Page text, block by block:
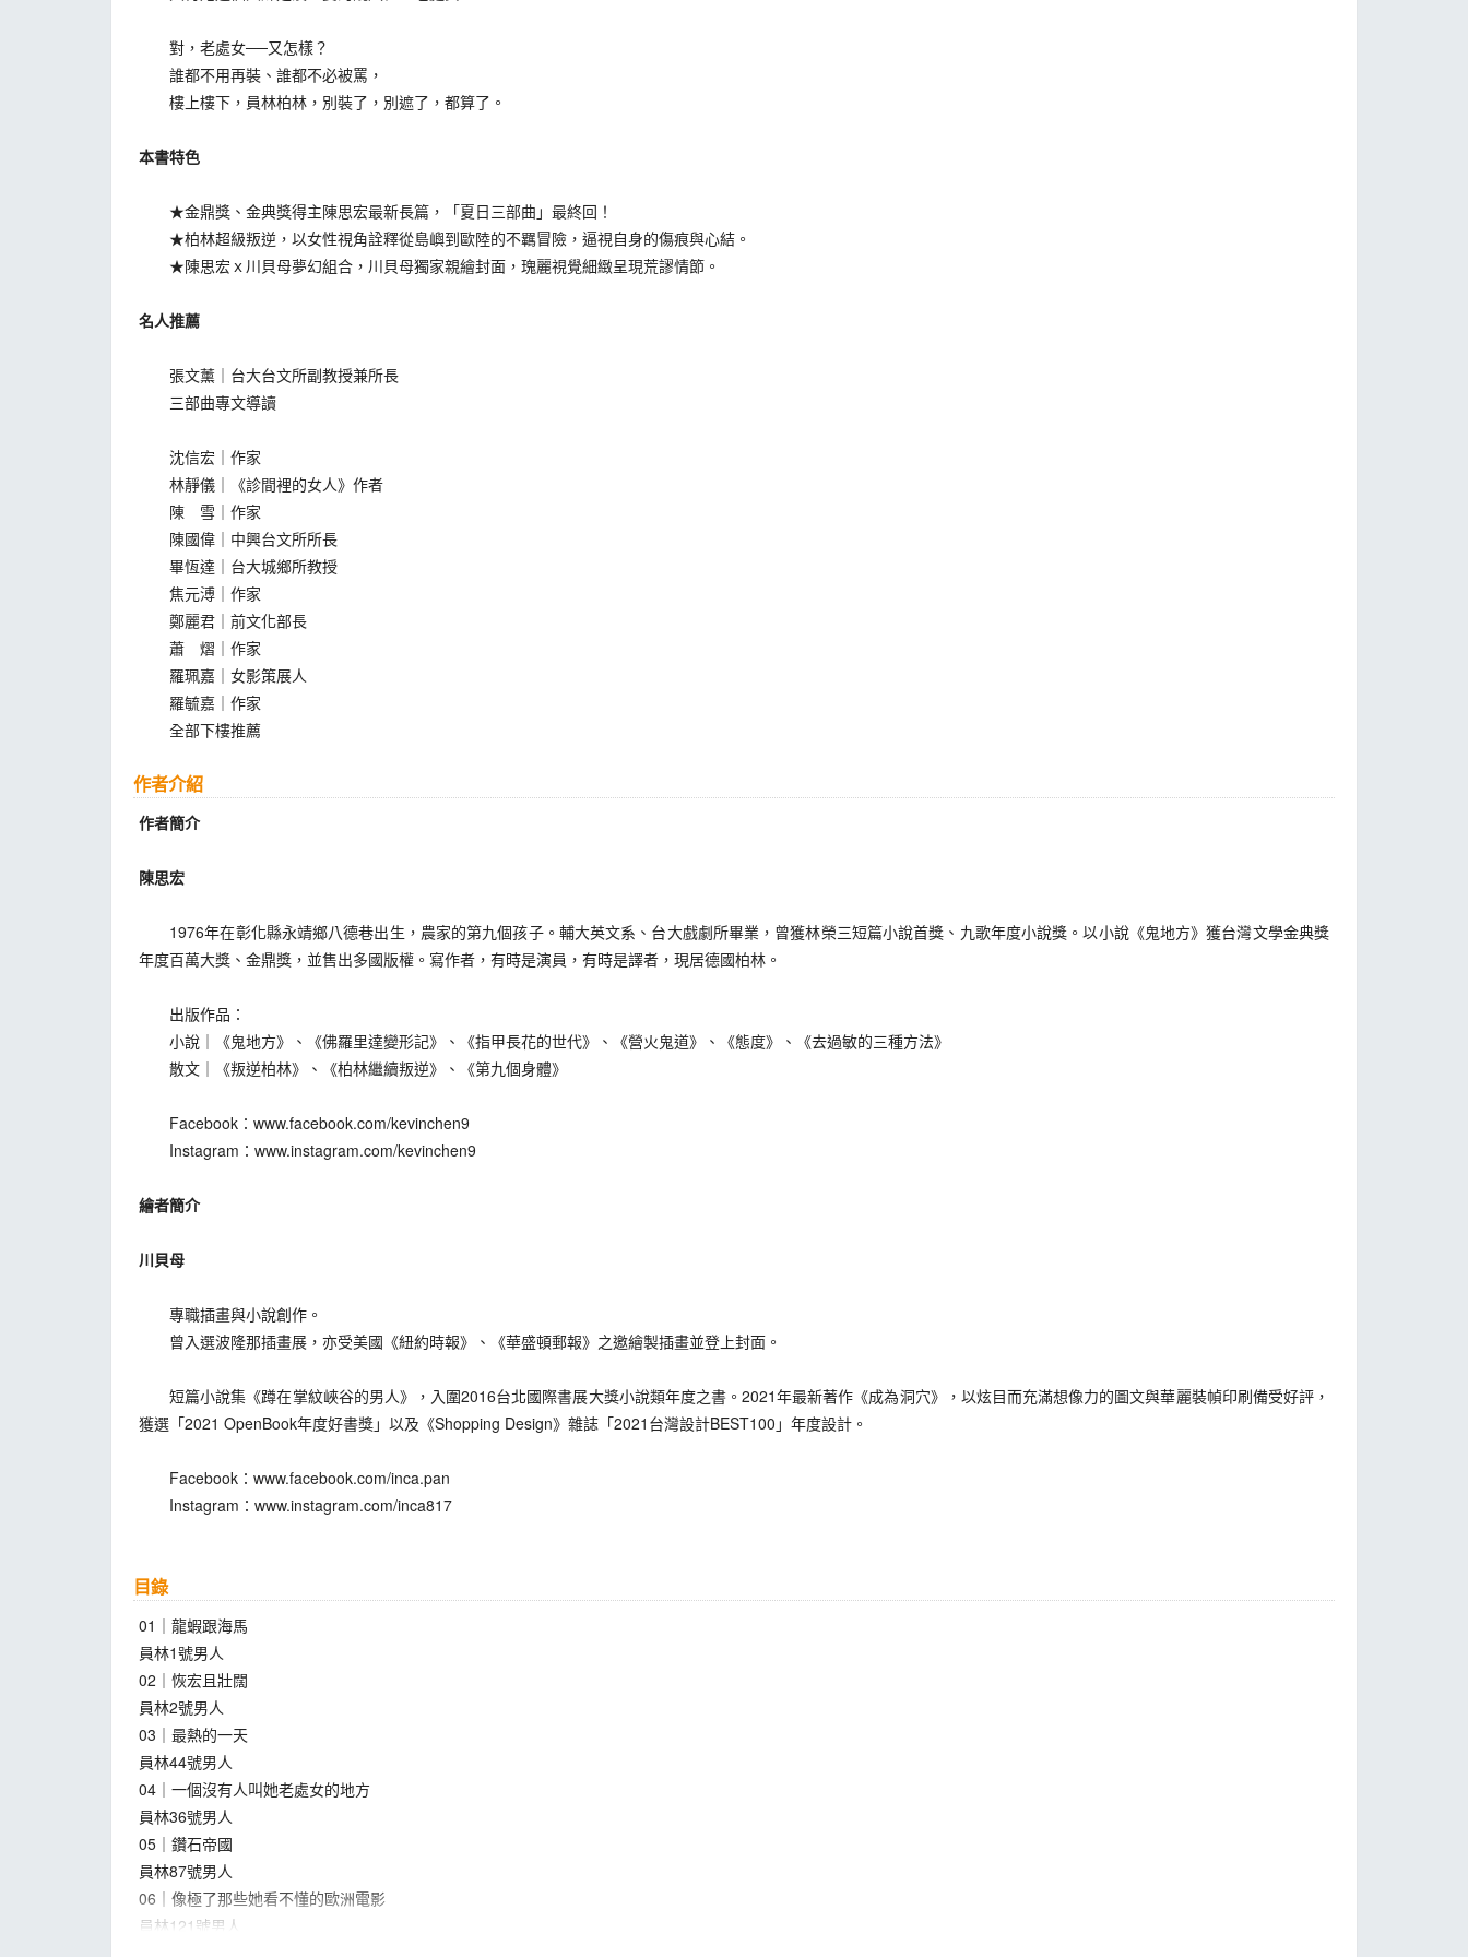
對，老處女──又怎樣？
誰都不用再裝、誰都不必被罵，
樓上樓下，員林柏林，別裝了，別遮了，都算了。
本書特色
★金鼎獎、金典獎得主陳思宏最新長篇，「夏日三部曲」最終回！
★柏林超級叛逆，以女性視角詮釋從島嶼到歐陸的不羈冒險，逼視自身的傷痕與心結。
★陳思宏ｘ川貝母夢幻組合，川貝母獨家親繪封面，瑰麗視覺細緻呈現荒謬情節。
名人推薦
張文薰｜台大台文所副教授兼所長
三部曲專文導讀
沈信宏｜作家
林靜儀｜《診間裡的女人》作者
陳 雪｜作家
陳國偉｜中興台文所所長
畢恆達｜台大城鄉所教授
焦元溥｜作家
鄭麗君｜前文化部長
蕭 熠｜作家
羅珮嘉｜女影策展人
羅毓嘉｜作家
全部下樓推薦
作者介紹
作者簡介
陳思宏
1976年在彰化縣永靖鄉八德巷出生，農家的第九個孩子。輔大英文系、台大戲劇所畢業，曾獲林榮三短篇小說首獎、九歌年度小說獎。以小說《鬼地方》獲台灣文學金典獎
年度百萬大獎、金鼎獎，並售出多國版權。寫作者，有時是演員，有時是譯者，現居德國柏林。
出版作品：
小說｜《鬼地方》、《佛羅里達變形記》、《指甲長花的世代》、《營火鬼道》、《態度》、《去過敏的三種方法》
散文｜《叛逆柏林》、《柏林繼續叛逆》、《第九個身體》
Facebook：www.facebook.com/kevinchen9
Instagram：www.instagram.com/kevinchen9
繪者簡介
川貝母
專職插畫與小說創作。
曾入選波隆那插畫展，亦受美國《紐約時報》、《華盛頓郵報》之邀繪製插畫並登上封面。
短篇小說集《蹲在掌紋峽谷的男人》，入圍2016台北國際書展大獎小說類年度之書。2021年最新著作《成為洞穴》，以炫目而充滿想像力的圖文與華麗裝幀印刷備受好評，
獲選「2021 OpenBook年度好書獎」以及《Shopping Design》雜誌「2021台灣設計BEST100」年度設計。
Facebook：www.facebook.com/inca.pan
Instagram：www.instagram.com/inca817
目錄
01｜龍蝦跟海馬
員林1號男人
02｜恢宏且壯闊
員林2號男人
03｜最熱的一天
員林44號男人
04｜一個沒有人叫她老處女的地方
員林36號男人
05｜鑽石帝國
員林87號男人
06｜像極了那些她看不懂的歐洲電影
員林121號男人